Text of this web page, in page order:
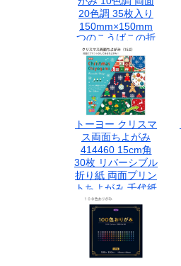
20色調 35枚入り
150mm×150mm
つのこうばこの折
り図つき 23-1521
日本製 グラデーシ
ョン
トーヨー クリスマ
ス両面ちよがみ
414460 15cm角
30枚 リバーシブル
折り紙 両面プリン
トちよがみ 千代紙
折り紙素材 ちよ紙
クリスマスモチー
フ サンタ トナカイ
星柄 ツリー柄 リー
ス型おりがみ 折り